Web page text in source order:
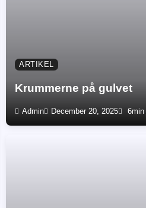
ARTIKEL
Krummerne på gulvet
Admin December 20, 2025